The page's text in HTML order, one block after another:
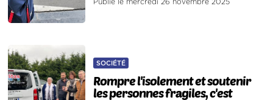
Publié le mercredi 26 novembre 2025
SOCIÉTÉ
Rompre l'isolement et soutenir
les personnes fragiles, c'est